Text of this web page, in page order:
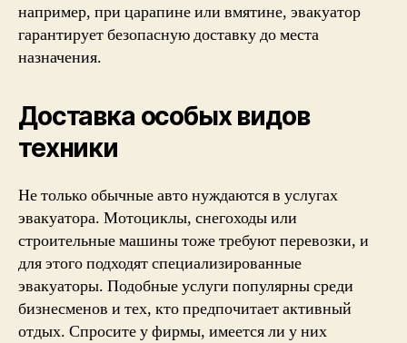
например, при царапине или вмятине, эвакуатор
гарантирует безопасную доставку до места
назначения.
Доставка особых видов
техники
Не только обычные авто нуждаются в услугах
эвакуатора. Мотоциклы, снегоходы или
строительные машины тоже требуют перевозки, и
для этого подходят специализированные
эвакуаторы. Подобные услуги популярны среди
бизнесменов и тех, кто предпочитает активный
отдых. Спросите у фирмы, имеется ли у них